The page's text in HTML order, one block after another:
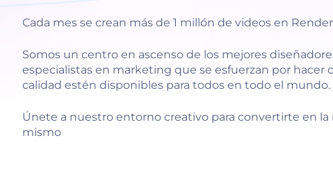
Cada mes se crean más de 1 millón de videos en
Somos un centro en ascenso de los mejores
especialistas en marketing que se esfuerzan por hacer
calidad estén disponibles para todos en todo el mundo.
Únete a nuestro entorno creativo para convertirte en la
mismo